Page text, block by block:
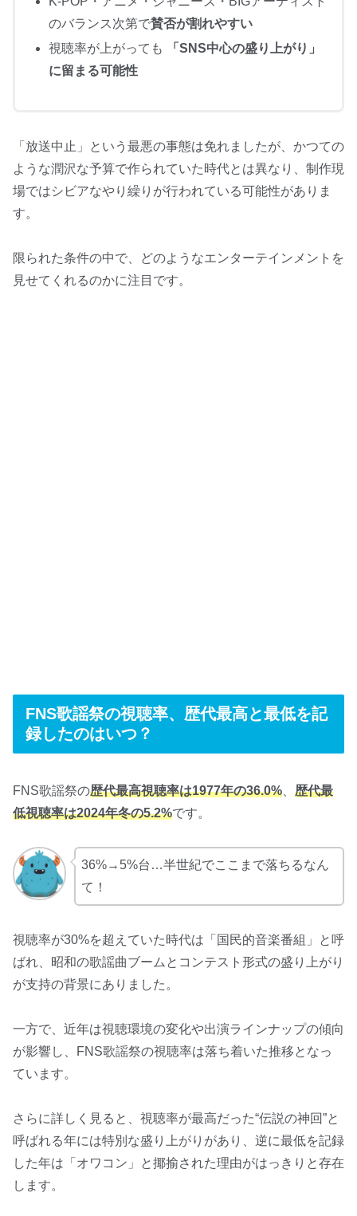
のバランス次第で賛否が割れやすい
視聴率が上がっても
「SNS中心の盛り上がり」
に留まる可能性
「放送中止」という最悪の事態は免れましたが、かつての
ような潤沢な予算で作られていた時代とは異なり、制作現
場ではシビアなやり繰りが行われている可能性がありま
す。
限られた条件の中で、どのようなエンターテインメントを
見せてくれるのかに注目です。
FNS歌謡祭の視聴率、歴代最高と最低を記
録したのはいつ？
FNS歌謡祭の歴代最高視聴率は1977年の36.0%
歴代最
低視聴率は2024年冬の5.2%です。
36%→5%台…半世紀でここまで落ちるなん
て！
視聴率が30%を超えていた時代は「国民的音楽番組」と呼
ばれ、昭和の歌謡曲ブームとコンテスト形式の盛り上がり
が支持の背景にありました。
一方で、近年は視聴環境の変化や出演ラインナップの傾向
が影響し、FNS歌謡祭の視聴率は落ち着いた推移となっ
ています。
さらに詳しく見ると、視聴率が最高だった“伝説の神回”と
呼ばれる年には特別な盛り上がりがあり、逆に最低を記録
した年は「オワコン」と揶揄された理由がはっきりと存在
します。